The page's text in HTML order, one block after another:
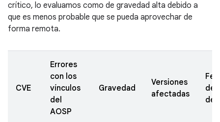
crítico, lo evaluamos como de gravedad alta debido a
que es menos probable que se pueda aprovechar de
forma remota.
CVE
Errores
con los
vínculos
del
AOSP
Gravedad
Versiones
afectadas
de